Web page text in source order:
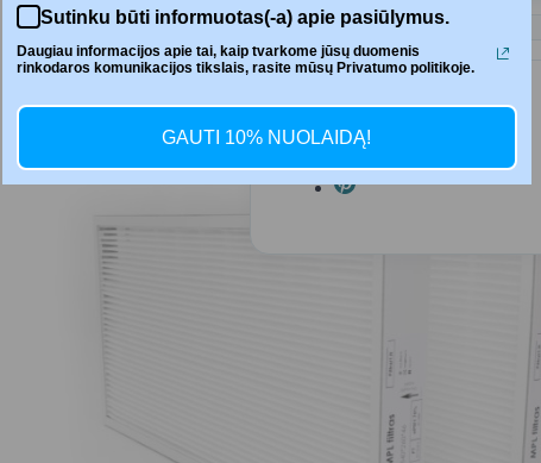
Sutinku būti informuotas(-a) apie pasiūlymus.
Daugiau informacijos apie tai, kaip tvarkome jūsų duomenis
rinkodaros komunikacijos tikslais, rasite mūsų Privatumo politikoje.
GAUTI 10% NUOLAIDĄ!